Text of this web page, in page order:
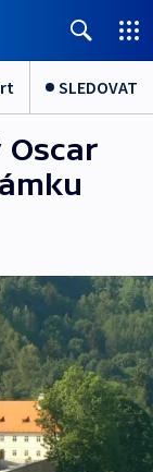
SLEDOVAT